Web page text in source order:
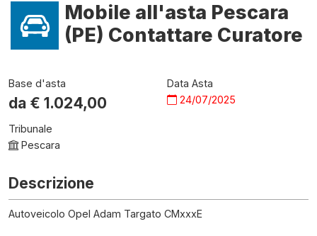
Mobile all'asta Pescara
(PE) Contattare Curatore
Base d'asta
da € 1.024,00
Data Asta
24/07/2025
Tribunale
Pescara
Descrizione
Autoveicolo Opel Adam Targato CMxxxE